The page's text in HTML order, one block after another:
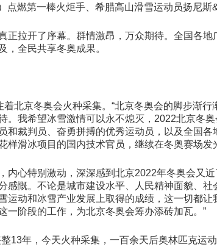
燃第一棒火炬手、希腊高山滑雪运动员扬尼
拉开了序幕。群情激昂，万众期待。全国各
，全民共享冬奥成果。
北京冬奥会火种采集。“北京冬奥会的脚步渐
我希望冰雪激情可以永不熄灭，2022北京冬
裁判员、奋勇拼搏的优秀运动员，以及全国
滑冰项目的国内技术官员，继续在冬奥赛场发
心特别激动，深深感到北京2022年冬奥会又
慨。不论是城市建设水平、人民精神面貌、社
动和冰雪产业发展上取得的成绩，这一切都
一阶段的工作，为北京冬奥会筹办添砖加瓦。”
13年，今天火种采集，一百余天后奥林匹克运